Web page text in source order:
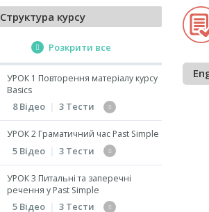
Структура курсу
Розкрити все
УРОК 1 Повторення матеріалу курсу
Basics
8 Відео | 3 Тести
Дієслова to have і to be
Переклад речень з
дієсловом to be
(частина 1)
УРОК 2 Граматичний час Past Simple
5 Відео | 3 Тести
Past Simple. Правильні
дієслова
УРОК 3 Питальні та заперечні
речення у Past Simple
5 Відео | 3 Тести